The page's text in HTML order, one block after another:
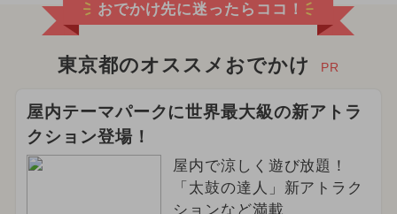
おでかけ先に迷ったらココ！
東京都のオススメおでかけ PR
屋内テーマパークに世界最大級の新アトラ
クション登場！
屋内で涼しく遊び放題！
「太鼓の達人」新アトラク
ションなど満載